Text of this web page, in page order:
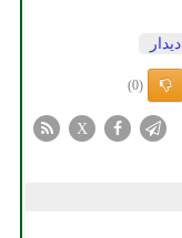
دیدار
(0)
X